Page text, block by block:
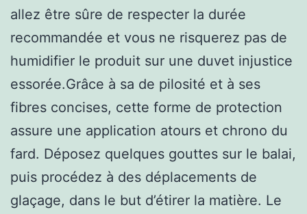
allez être sûre de respecter la durée
recommandée et vous ne risquerez pas de
humidifier le produit sur une duvet injustice
essorée.Grâce à sa de pilosité et à ses
fibres concises, cette forme de protection
assure une application atours et chrono du
fard. Déposez quelques gouttes sur le balai,
puis procédez à des déplacements de
glaçage, dans le but d’étirer la matière. Le